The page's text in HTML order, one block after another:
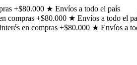
+$80.000 ★ Envíos a todo el país
compras +$80.000 ★ Envíos a todo el
en compras +$80.000 ★ Envíos a